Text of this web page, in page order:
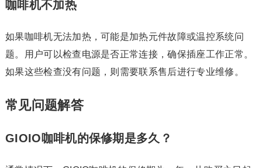
咖啡机不加热
如果咖啡机无法加热，可能是加热元件故障或温控系统问
题。用户可以检查电源是否正常连接，确保插座工作正常。
如果这些检查没有问题，则需要联系售后进行专业维修。
常见问题解答
GIOIO咖啡机的保修期是多久？